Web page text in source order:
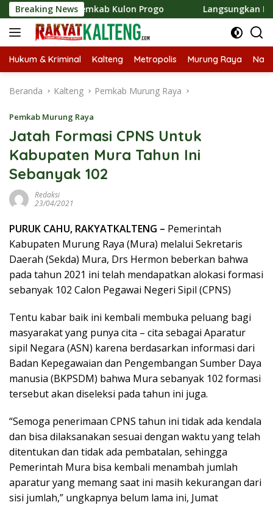
Langsung
ke
konten
Breaking News
Kulon Progo Langsungkan Kaji Tiru, Bupati
Hukum & Kriminal Kalteng Metropolis Murung Raya
Beranda Kalteng Pemkab Murung Raya
Pemkab Murung Raya
Jatah Formasi CPNS Untuk
Kabupaten Mura Tahun Ini
Sebanyak 102
Redaksi
23/04/2021
PURUK CAHU, RAKYATKALTENG – Pemerintah
Kabupaten Murung Raya (Mura) melalui Sekretaris
Daerah (Sekda) Mura, Drs Hermon beberkan bahwa
pada tahun 2021 ini telah mendapatkan alokasi formasi
sebanyak 102 Calon Pegawai Negeri Sipil (CPNS)
Tentu kabar baik ini kembali membuka peluang bagi
masyarakat yang punya cita – cita sebagai Aparatur
sipil Negara (ASN) karena berdasarkan informasi dari
Badan Kepegawaian dan Pengembangan Sumber Daya
manusia (BKPSDM) bahwa Mura sebanyak 102 formasi
tersebut akan diseleksi pada tahun ini juga.
“Semoga penerimaan CPNS tahun ini tidak ada kendala
dan bisa dilaksanakan sesuai dengan waktu yang telah
ditentukan dan tidak ada pembatalan, sehingga
Pemerintah Mura bisa kembali menambah jumlah
aparatur yang memang saat ini masih kekurangan dari
sisi jumlah,” ungkapnya belum lama ini, Jumat